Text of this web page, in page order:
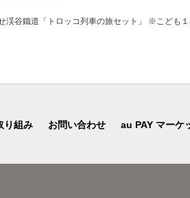
渓谷鐵道「トロッコ列車の旅セット」 ※こども
り組み お問い合わせ au PAY マーケ